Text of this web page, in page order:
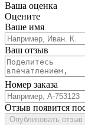
Ваша оценка
Оцените
Ваше имя
Ваш отзыв
Номер заказа
Отзыв появится
Опубликовать отзыв